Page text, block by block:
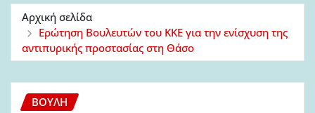
Αρχική σελίδα
Ερώτηση Βουλευτών του ΚΚΕ για την ενίσχυση της
αντιπυρικής προστασίας στη Θάσο
ΒΟΥΛΉ